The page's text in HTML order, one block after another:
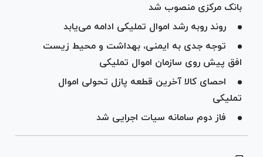
بانک مرکزی منصوب شد
روند روبه رشد اموال تملیکی ادامه می‌یابد
توجه جدی به ایمنی، بهداشت و محیط زیست
افق پیش روی سازمان اموال تملیکی
احصای کالا آخرین قطعه پازل تحولی اموال
تملیکی
فاز دوم سامانه سیات اجرایی شد